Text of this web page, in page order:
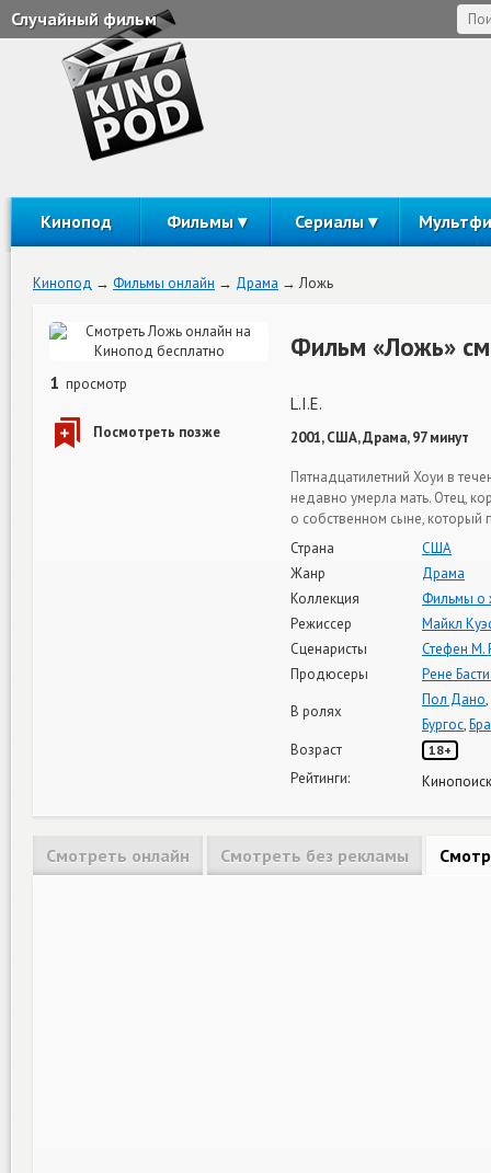
Случайный фильм
Кинопод Фильмы Сериалы
Кинопод Фильмы онлайн Драма Ложь
1 просмотр
Фильм «Ложь»
L.I.E.
2001, США, Драма, 97 минут
Пятнадцатилетний Хоуи в
недавно умерла мать. Отец,
о собственном сыне, который
Страна
США
Жанр
Драма
Коллекция
Фильмы о
Режиссер
Майкл
Сценаристы
Стефен М.
Продюсеры
Рене
В ролях
Пол Дано,
Бургос,
Возраст
18+
Рейтинги:
Смотреть онлайн Смотреть без рекламы